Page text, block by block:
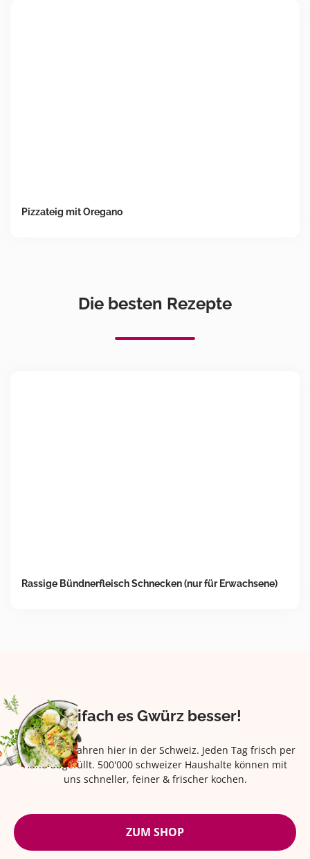
Pizzateig mit Oregano
Die besten Rezepte
Rassige Bündnerfleisch Schnecken (nur für Erwachsene)
Eifach es Gwürz besser!
Seit über 42 Jahren hier in der Schweiz. Jeden Tag frisch per
Hand abgefüllt. 500'000 schweizer Haushalte können mit
uns schneller, feiner & frischer kochen.
ZUM SHOP